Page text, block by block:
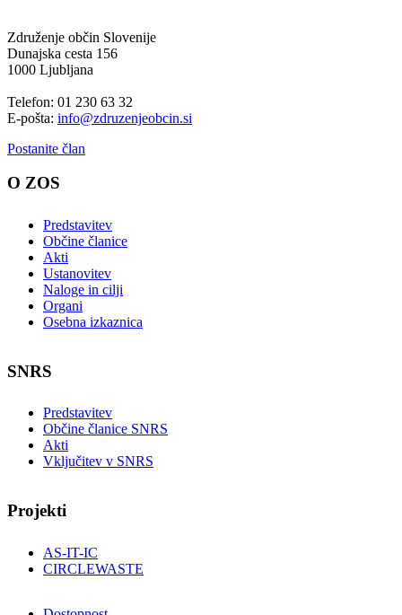
Združenje občin Slovenije
Dunajska cesta 156
1000 Ljubljana
Telefon: 01 230 63 32
E-pošta: info@zdruzenjeobcin.si
Postanite član
O ZOS
Predstavitev
Občine članice
Akti
Ustanovitev
Naloge in cilji
Organi
Osebna izkaznica
SNRS
Predstavitev
Občine članice SNRS
Akti
Vključitev v SNRS
Projekti
AS-IT-IC
CIRCLEWASTE